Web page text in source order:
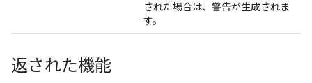
された場合は、警告が生成されま
す。
返された機能